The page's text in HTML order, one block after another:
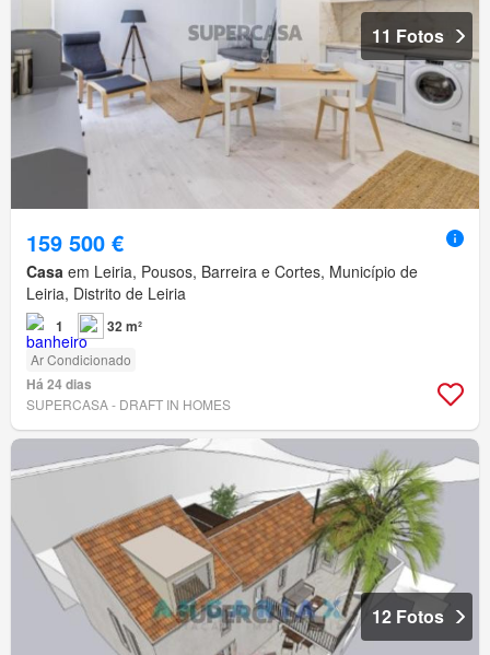
11 Fotos
159 500 €
Casa em Leiria, Pousos, Barreira e Cortes, Município de
Leiria, Distrito de Leiria
1 32 m²
Ar Condicionado
Há 24 dias
SUPERCASA - DRAFT IN HOMES
12 Fotos